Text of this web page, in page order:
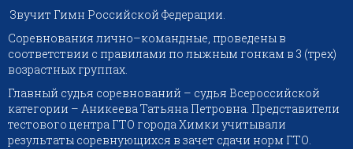
Звучит Гимн Российской Федерации.
Соревнования лично–командные, проведены в
соответствии с правилами по лыжным гонкам в 3 (трех)
возрастных группах.
Главный судья соревнований – судья Всероссийской
категории – Аникеева Татьяна Петровна. Представители
тестового центра ГТО города Химки учитывали
результаты соревнующихся в зачет сдачи норм ГТО.